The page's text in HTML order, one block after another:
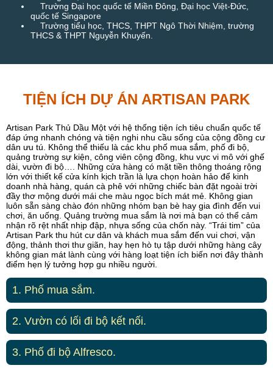
Trường Đại học quốc tế Miền Đông, Đại học Việt-Đức,
quốc tế Singapore
Trường tiểu học, THCS, THPT Ngô Thời Nhiệm, trường
THCS & THPT Nguyễn Khuyến.
TIỆN ÍCH DỰ ÁN ARTISAN PARK
Artisan Park Thủ Dầu Một với hệ thống tiện ích tiêu chuẩn quốc tế
đáp ứng nhanh chóng và tiện nghi nhu cầu sống của cộng đồng cư
dân ưu tú. Không thể thiếu là các khu phố mua sắm, phố đi bộ,
quảng trường sự kiện, công viên cộng đồng, khu vực vi mô với ghế
dài, vườn đi bộ…. Những cửa hàng có mặt tiền thông thoáng rộng
lớn với thiết kế cửa kính kịch trần là lựa chọn hoàn hảo để kinh
doanh nhà hàng, quán cà phê với những chiếc bàn đặt ngoài trời
đầy thơ mộng dưới mái che màu ngọc bích mát mẻ. Không gian
luôn sẵn sàng chào đón những nhóm bạn bè hay gia đình đến vui
chơi, ăn uống. Quảng trường mua sắm là nơi mà bạn có thể cảm
nhận rõ rệt nhất nhịp đập, nhựa sống của chốn này. “Trái tim” của
Artisan Park thu hút cư dân và khách mua sắm đến vui chơi, vận
động, thảnh thơi thư giãn, hay hẹn hò tụ tập dưới những hàng cây
không gian mát lành cùng với hàng loạt tiện ích biến nơi đây thành
điểm hẹn lý tưởng hợp gu nhiều người.
1. Phố mua sắm.
2. Vườn có lối đi bộ kết nối.
3. Phố đi bộ Alfresco.